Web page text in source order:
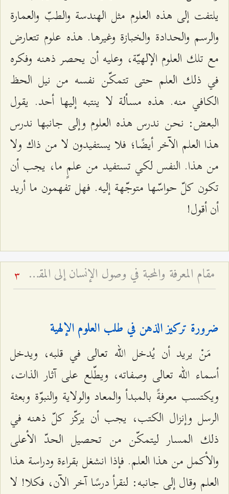
يلتفت إلى هذه العلوم مثل الهندسة والطبّ والعمارة
والرسم والحدادة والخبازة وغيرها. هذه علوم تتعارض
مع تلك العلوم الإلهيّة، وعليه أن يحصر ذهنه وفكره
في ذلك العلم حتى تتمكّن نفسه من نيل الحظ
الكافي منه. هذه مسألة لا ينتبه إليها أحد. يقول
البعض: نحن ندرس هذه العلوم وإلى جانبها ندرس
هذا العلم الآخر أيضًا؛ فلا يستفيدون لا من ذاك ولا
من هذا. النفس لكي تستفيد من علمٍ ما، يجب أن
تكون كلّ حواسّها متوجّهة إليه. فهل تفهمون ما أريد
أن أقول!
مقام المعرفة والمحبة في وصول الإنسان إلى المقصد - لماذا الحب شفيع الإنسان إلى الله لا العبادة؟ 3
ضرورة تركيز الذهن في طلب العلوم الإلهية
مَنْ يريد أن يُدخل الله تعالى في قلبه، ويدخل
أسماء الله تعالى وصفاته، ويطّلع على آثار الذات،
ويكتسب معرفةً بالمبدأ والمعاد والولاية والنبوّة وبعثة
الرسل وإنزال الكتب، يجب أن يركّز كلّ ذهنه في
ذلك المسار ليتمكّن من تحصيل الحدّ الأعلى
والأكمل من هذا العلم. فإذا انشغل بقراءة ودراسة هذا
العلم وقال إلى جانبه: لنقرأ درسًا آخر الآن، فكلا! لا